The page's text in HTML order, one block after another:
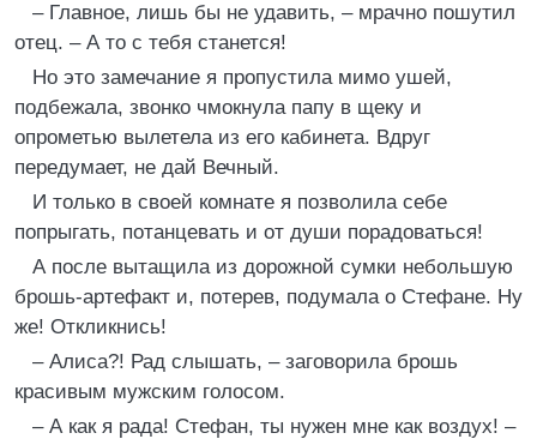
– Главное, лишь бы не удавить, – мрачно пошутил
отец. – А то с тебя станется!
Но это замечание я пропустила мимо ушей,
подбежала, звонко чмокнула папу в щеку и
опрометью вылетела из его кабинета. Вдруг
передумает, не дай Вечный.
И только в своей комнате я позволила себе
попрыгать, потанцевать и от души порадоваться!
А после вытащила из дорожной сумки небольшую
брошь-артефакт и, потерев, подумала о Стефане. Ну
же! Откликнись!
– Алиса?! Рад слышать, – заговорила брошь
красивым мужским голосом.
– А как я рада! Стефан, ты нужен мне как воздух! –